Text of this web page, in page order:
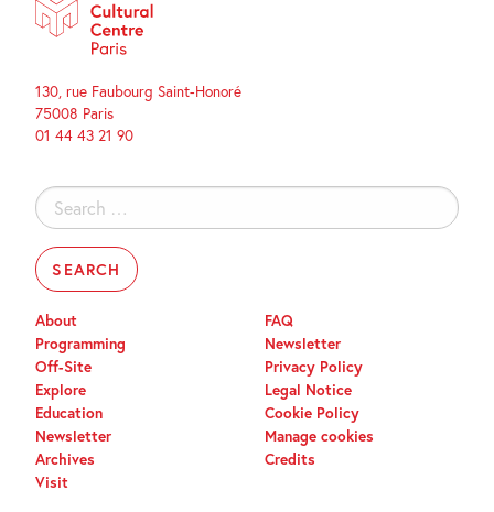
130, rue Faubourg Saint-Honoré
75008 Paris
01 44 43 21 90
Search
for:
About
Programming
Off-Site
Explore
Education
Newsletter
Archives
Visit
FAQ
Newsletter
Privacy Policy
Legal Notice
Cookie Policy
Manage cookies
Credits